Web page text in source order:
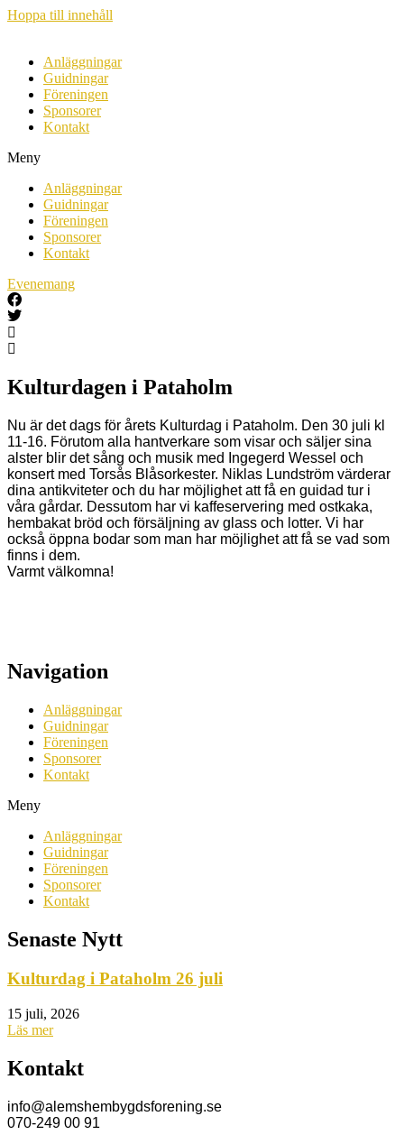
Hoppa till innehåll
Anläggningar
Guidningar
Föreningen
Sponsorer
Kontakt
Meny
Anläggningar
Guidningar
Föreningen
Sponsorer
Kontakt
Evenemang
Kulturdagen i Pataholm
Nu är det dags för årets Kulturdag i Pataholm. Den 30 juli kl
11-16. Förutom alla hantverkare som visar och säljer sina
alster blir det sång och musik med Ingegerd Wessel och
konsert med Torsås Blåsorkester. Niklas Lundström värderar
dina antikviteter och du har möjlighet att få en guidad tur i
våra gårdar. Dessutom har vi kaffeservering med ostkaka,
hembakat bröd och försäljning av glass och lotter. Vi har
också öppna bodar som man har möjlighet att få se vad som
finns i dem.
Varmt välkomna!
Navigation
Anläggningar
Guidningar
Föreningen
Sponsorer
Kontakt
Meny
Anläggningar
Guidningar
Föreningen
Sponsorer
Kontakt
Senaste Nytt
Kulturdag i Pataholm 26 juli
15 juli, 2026
Läs mer
Kontakt
info@alemshembygdsforening.se
070-249 00 91